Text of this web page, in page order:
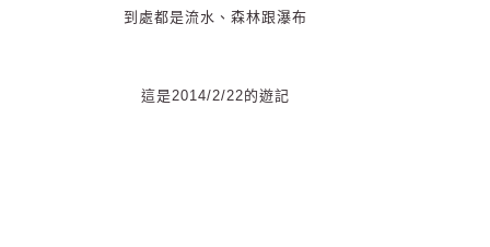
到處都是流水、森林跟瀑布
這是2014/2/22的遊記